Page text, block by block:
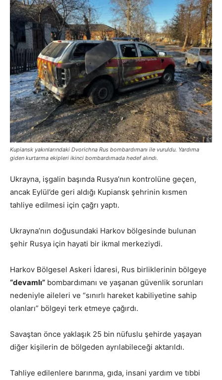
Kupiansk yakınlarındaki Dvorichna Rus bombardımanı ile vuruldu. Yardıma
giden kurtarma ekipleri ikinci bombardımada hedef alındı.
Ukrayna, işgalin başında Rusya’nın kontrolüne geçen,
ancak Eylül’de geri aldığı Kupiansk şehrinin kısmen
tahliye edilmesi için çağrı yaptı.
Ukrayna’nın doğusundaki Harkov bölgesinde bulunan
şehir Rusya için hayati bir ikmal merkeziydi.
Harkov Bölgesel Askeri İdaresi, Rus birliklerinin bölgeye
“devamlı” bombardımanı ve yaşanan güvenlik sorunları
nedeniyle aileleri ve “sınırlı hareket kabiliyetine sahip
olanları” bölgeyi terk etmeye çağırdı.
Savaştan önce yaklaşık 25 bin nüfuslu şehirde yaşayan
diğer kişilerin de bölgeden ayrılabileceği aktarıldı.
Tahliye edilenlere barınma, gıda, insani yardım ve tıbbi